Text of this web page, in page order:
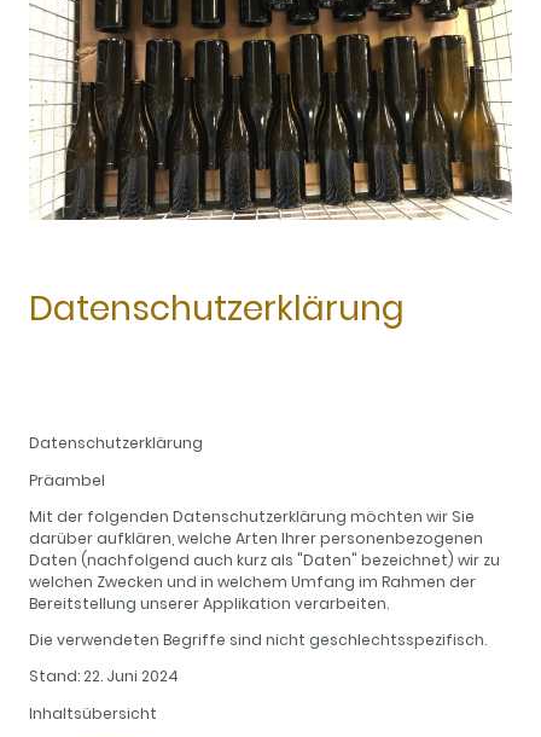
Datenschutzerklärung
Datenschutzerklärung
Präambel
Mit der folgenden Datenschutzerklärung möchten wir Sie
darüber aufklären, welche Arten Ihrer personenbezogenen
Daten (nachfolgend auch kurz als "Daten" bezeichnet) wir zu
welchen Zwecken und in welchem Umfang im Rahmen der
Bereitstellung unserer Applikation verarbeiten.
Die verwendeten Begriffe sind nicht geschlechtsspezifisch.
Stand: 22. Juni 2024
Inhaltsübersicht